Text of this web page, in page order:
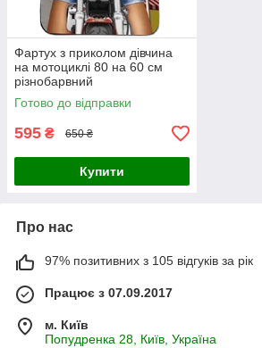
Фартух з приколом дівчина
на мотоциклі 80 на 60 см
різнобарвний
Готово до відправки
595 ₴ 650 ₴
Купити
Про нас
97% позитивних з 105 відгуків за рік
Працює з 07.09.2017
м. Київ
Попудренка 28, Київ, Україна